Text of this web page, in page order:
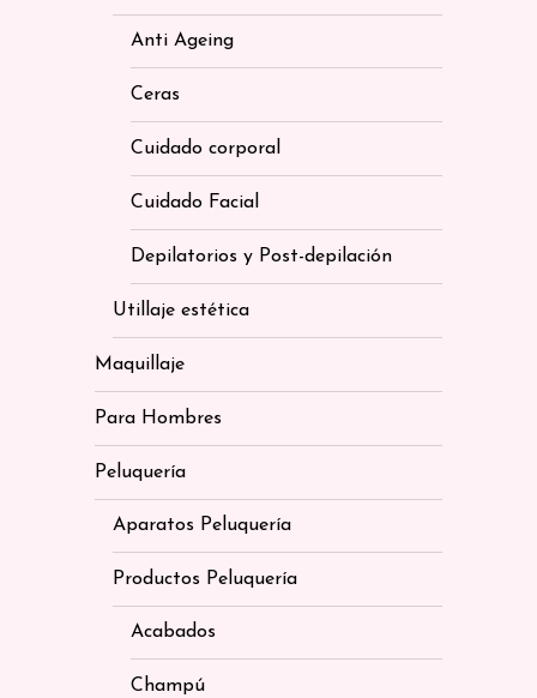
Anti Ageing
Ceras
Cuidado corporal
Cuidado Facial
Depilatorios y Post-depilación
Utillaje estética
Maquillaje
Para Hombres
Peluquería
Aparatos Peluquería
Productos Peluquería
Acabados
Champú